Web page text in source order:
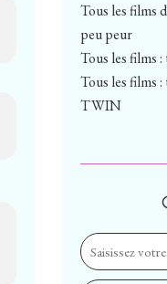
Tous les films
peu peur
Tous les films
Tous les films
TWIN